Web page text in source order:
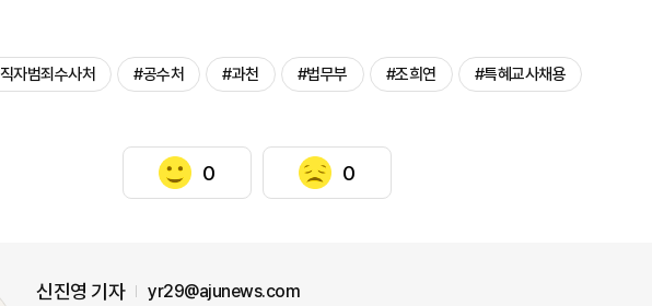
자범죄수사처 #공수처 #과천 #법무부 #조희연 #특혜교사채용
0 0
신진영 기자 yr29@ajunews.com